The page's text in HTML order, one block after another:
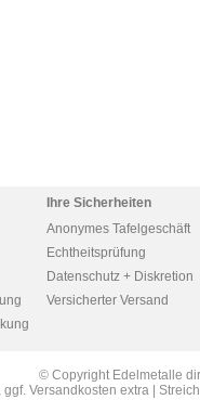
Ihre Sicherheiten
Anonymes Tafelgeschäft
Echtheitsprüfung
Datenschutz + Diskretion
Versicherter Versand
© Copyright Edelmetalle
ggf. Versandkosten extra |